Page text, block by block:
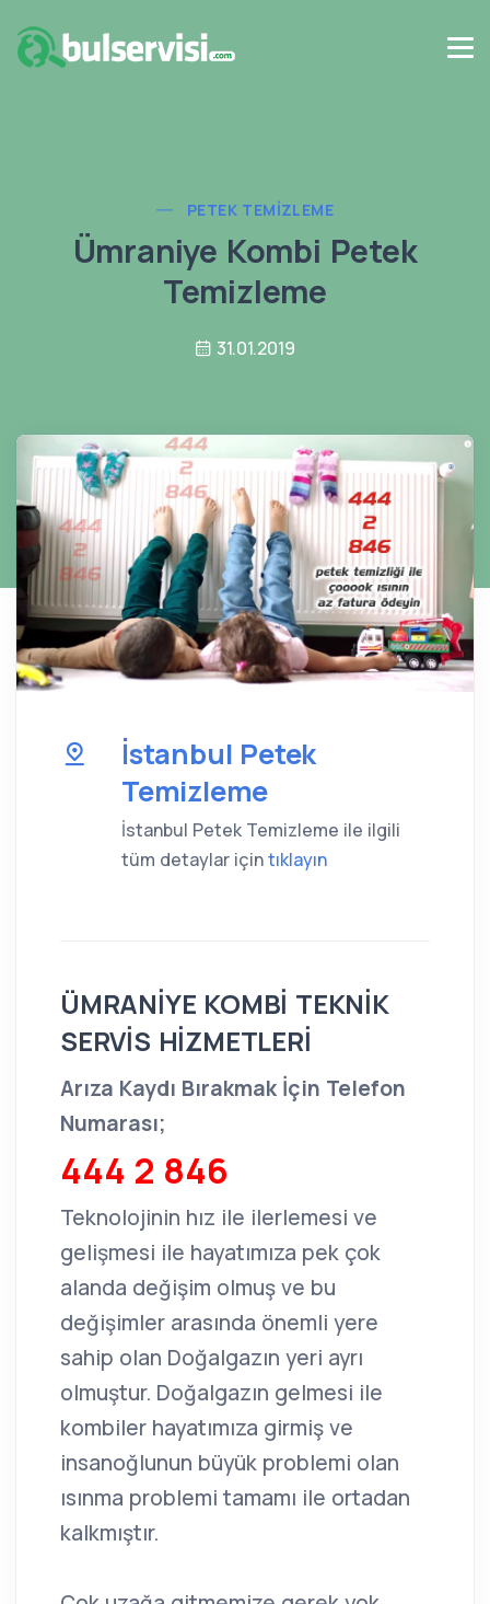
PETEK TEMIZLEME
Ümraniye Kombi Petek
Temizleme
31.01.2019
İstanbul Petek
Temizleme
İstanbul Petek Temizleme ile ilgili
tüm detaylar içintıklayın
ÜMRANİYE KOMBİ TEKNİK
SERVİS HİZMETLERİ
Arıza Kaydı Bırakmak İçin Telefon
Numarası;
444 2 846
Teknolojinin hız ile ilerlemesi ve
gelişmesi ile hayatımıza pek çok
alanda değişim olmuş ve bu
değişimler arasında önemli yere
sahip olan Doğalgazın yeri ayrı
olmuştur. Doğalgazın gelmesi ile
kombiler hayatımıza girmiş ve
insanoğlunun büyük problemi olan
ısınma problemi tamamı ile ortadan
kalkmıştır.